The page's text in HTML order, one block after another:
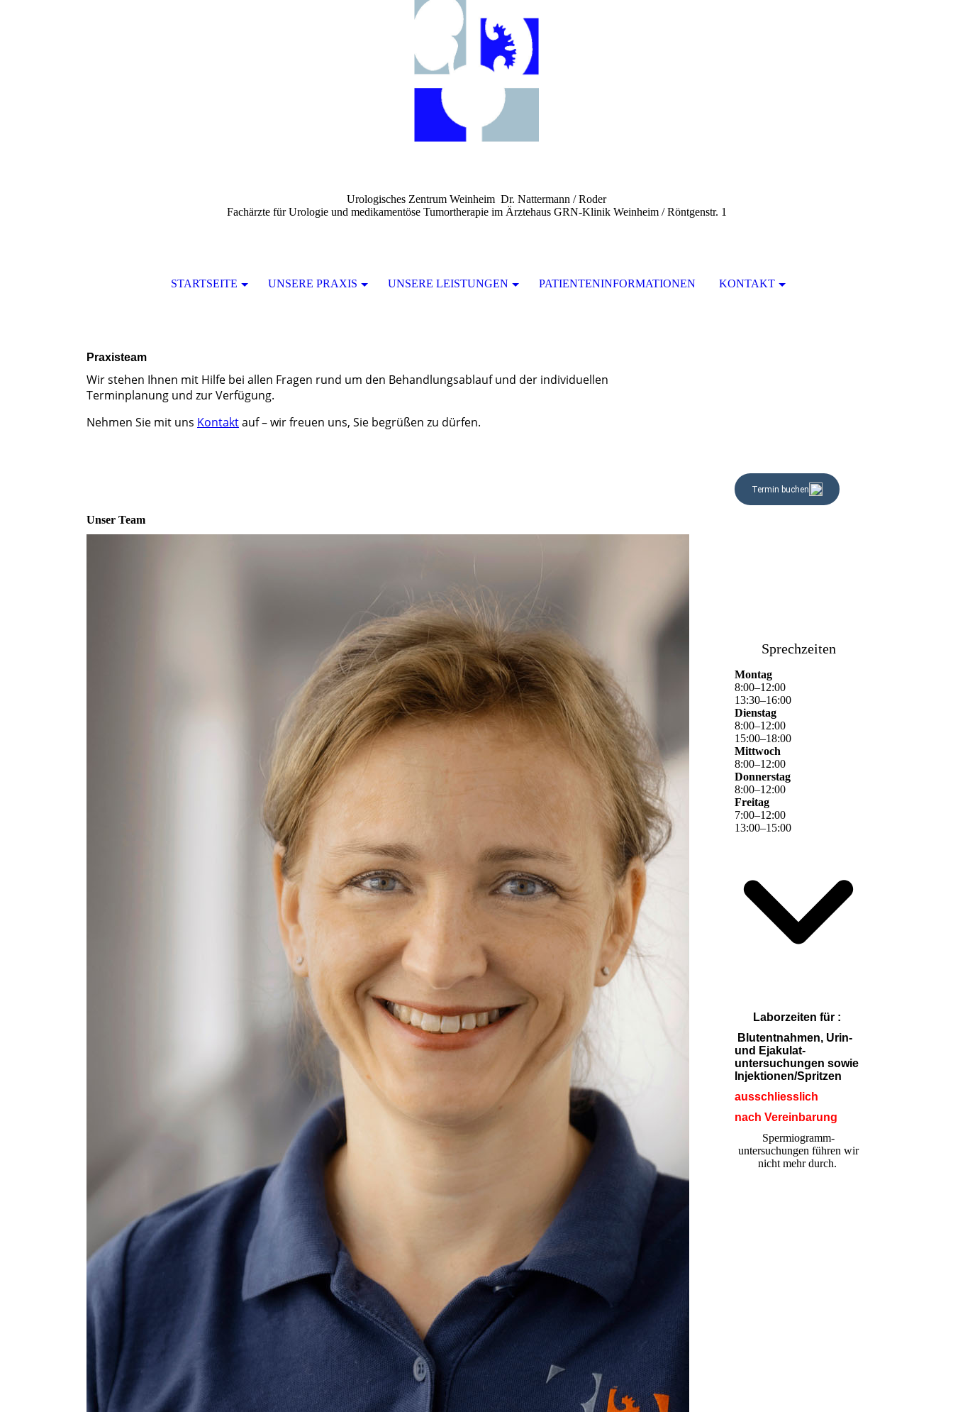
Urologisches Zentrum Weinheim Dr. Nattermann / Roder
Fachärzte für Urologie und medikamentöse Tumortherapie im Ärztehaus GRN-Klinik Weinheim / Röntgenstr. 1
STARTSEITE UNSERE PRAXIS UNSERE LEISTUNGEN PATIENTENINFORMATIONEN KONTAKT
Praxisteam
Wir stehen Ihnen mit Hilfe bei allen Fragen rund um den Behandlungsablauf und der individuellen
Terminplanung und zur Verfügung.
Nehmen Sie mit uns Kontaktauf – wir freuen uns, Sie begrüßen zu dürfen.
Unser Team
Sprechzeiten
Montag
8:00–12:00
13:30–16:00
Dienstag
8:00–12:00
15:00–18:00
Mittwoch
8:00–12:00
Donnerstag
8:00–12:00
Freitag
7:00–12:00
13:00–15:00
Laborzeiten für :
Blutentnahmen, Urin-
und Ejakulat-
untersuchungen sowie
Injektionen/Spritzen
ausschliesslich
nach Vereinbarung
Spermiogramm-
untersuchungen führen wir
nicht mehr durch.